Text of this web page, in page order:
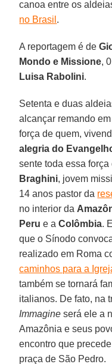
canoa entre os
no Brasil .
A reportagem é de
Mondo e Missione,
Luisa Rabolini.
Setenta e duas
alcançar remando
força de quem,
alegria do
sente toda essa
Braghini, jovem
14 anos pastor da
no interior da
Peru e aColômbia.
que o Sínodo
realizado em Roma
caminhos para a
também se tornará
italianos. De fato, na
Immagine será ele a
Amazônia e seus
encontro que
praça de São Pedro.